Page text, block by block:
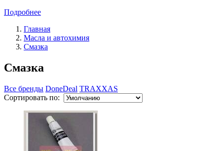
Подробнее
Главная
Масла и автохимия
Смазка
Смазка
Все бренды DoneDeal TRAXXAS
Сортировать по: